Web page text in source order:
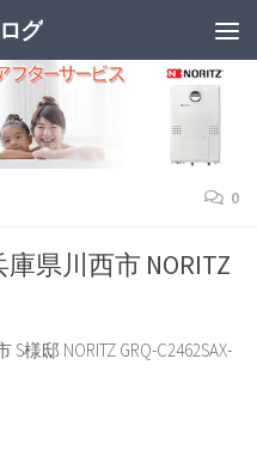
グ
0
県川西市 NORITZ
邸 NORITZ GRQ-C2462SAX-